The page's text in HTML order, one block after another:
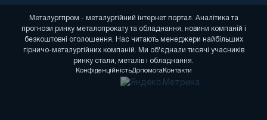
Металургпром - металургійний інтернет портал. Аналітика та
прогнози ринку металопрокату та обладнання, новини компаній і
безкоштовні оголошення. Нас читають менеджери найбільших
гірничо-металургійних компаній. Ми об'єднали тисячі учасників
ринку стали, металів і обладнання.
КонфіденційністьДопомогаКонтакти